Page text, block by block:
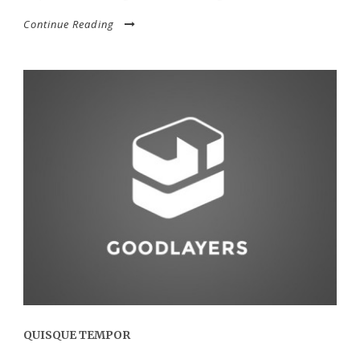
Continue Reading
QUISQUE TEMPOR